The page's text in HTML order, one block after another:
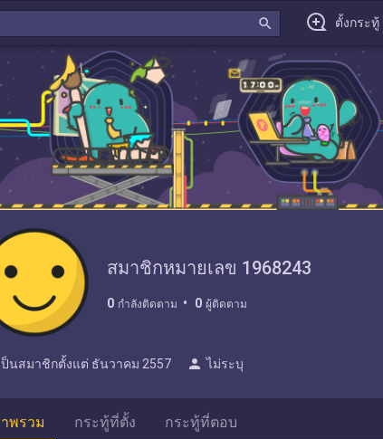
search ตั้งกระทู้
สมาชิกหมายเลข 1968243
0 กำลังติดตาม 0 ผู้ติดตาม
ป็นสมาชิกตั้งแต่ ธันวาคม 2557 person ไม่ระบุ
พรวม กระทู้ที่ตั้ง กระทู้ที่ตอบ